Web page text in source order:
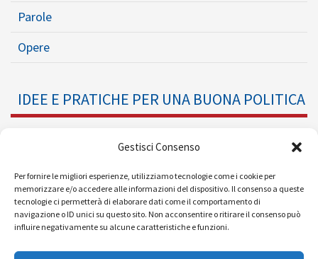
Gestisci Consenso
Per fornire le migliori esperienze, utilizziamo tecnologie come i cookie per
memorizzare e/o accedere alle informazioni del dispositivo. Il consenso a queste
tecnologie ci permetterà di elaborare dati come il comportamento di
navigazione o ID unici su questo sito. Non acconsentire o ritirare il consenso può
influire negativamente su alcune caratteristiche e funzioni.
Parole
Opere
IDEE E PRATICHE PER UNA BUONA POLITICA
Formazione Politica
Eventi